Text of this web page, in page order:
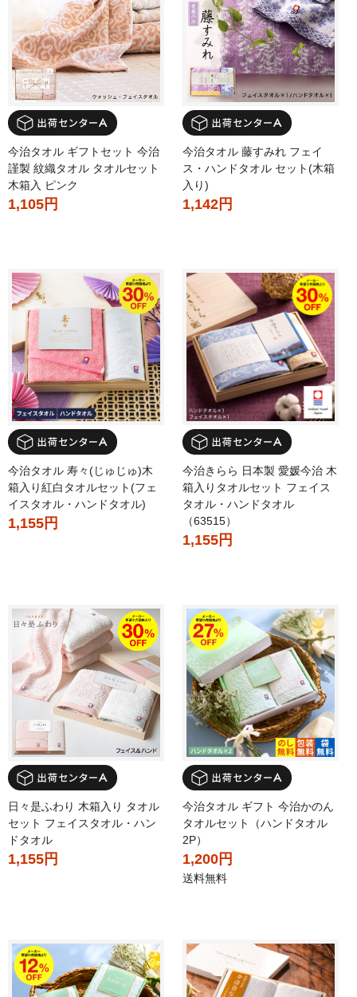
今治タオル ギフトセット 今治
謹製 紋織タオル タオルセット
木箱入 ピンク
1,105円
今治タオル 藤すみれ フェイ
ス・ハンドタオル セット(木箱
入り)
1,142円
今治タオル 寿々(じゅじゅ)木
箱入り紅白タオルセット(フェ
イスタオル・ハンドタオル)
1,155円
今治きらら 日本製 愛媛今治 木
箱入りタオルセット フェイス
タオル・ハンドタオル
（63515）
1,155円
日々是ふわり 木箱入り タオル
セット フェイスタオル・ハン
ドタオル
1,155円
今治タオル ギフト 今治かのん
タオルセット（ハンドタオル
2P）
1,200円
送料無料